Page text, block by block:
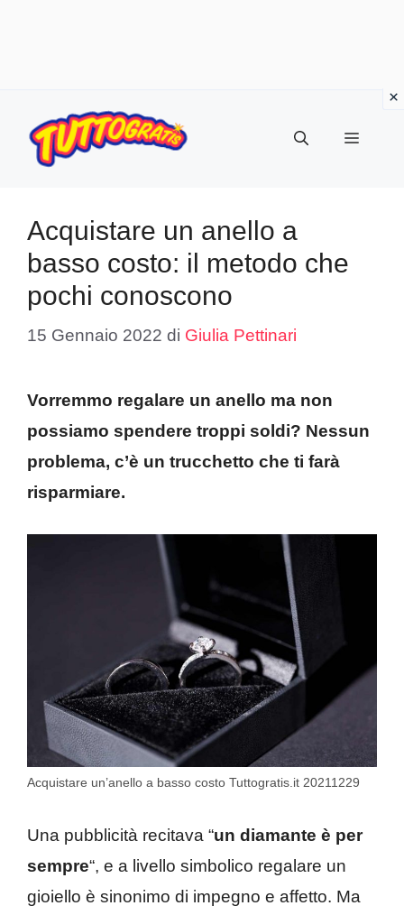
contenuto
Menu
Acquistare un anello a
basso costo: il metodo che
pochi conoscono
15 Gennaio 2022 di Giulia Pettinari
Vorremmo regalare un anello ma non
possiamo spendere troppi soldi? Nessun
problema, c’è un trucchetto che ti farà
risparmiare.
Acquistare un’anello a basso costo Tuttogratis.it 20211229
Una pubblicità recitava “un diamante è per
sempre“, e a livello simbolico regalare un
gioiello è sinonimo di impegno e affetto. Ma